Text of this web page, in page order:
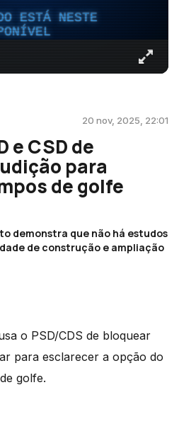
ESTÁ NESTE
20 nov, 2025, 22:01
e CSD de
para
de golfe
demonstra que não há estudos
de construção e ampliação
o PSD/CDS de bloquear
para esclarecer a opção do
golfe.